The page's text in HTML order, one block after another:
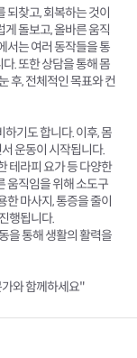
되찾고, 회복하는 것이
돌보고, 올바른 움직
서는 여러 동작들을 통
. 또한 상담을 통해 몸
후, 전체적인 목표와 컨
기도 합니다. 이후, 몸
운동이 시작됩니다.
테라피 요가 등 다양한
움직임을 위해 소도구
한 마사지, 통증을 줄이
행됩니다.
을 통해 생활의 활력을
와 함께하세요"